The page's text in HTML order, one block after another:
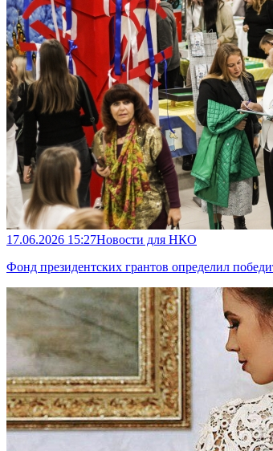
17.06.2026 15:27Новости для НКО
Фонд президентских грантов определил